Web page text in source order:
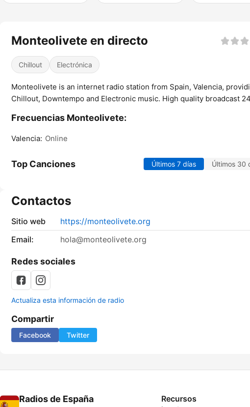
Monteolivete en directo
Chillout Electrónica
Monteolivete is an internet radio station from Spain, Valencia,
Chillout, Downtempo and Electronic music. High quality broadcast
Frecuencias Monteolivete:
Valencia: Online
Top Canciones Últimos 7 días Últimos 30
Contactos
Sitio web
https://monteolivete.org
Email:
hola@monteolivete.org
Redes sociales
Actualiza esta información de radio
Compartir
Facebook Twitter
Radios de España Recursos